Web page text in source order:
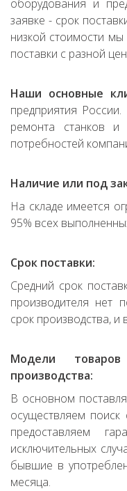
оборудования и
заявке - срок
низкой стоимости
поставки с разной
Наши основные
предприятия
ремонта станков и
потребностей
Наличие или под
На складе имеется
95% всех
Срок поставки:
Средний срок
производителя нет
срок производства, и
Модели
производства:
В основном
осуществляем поиск
предоставляем
исключительных
бывшие в
месяца.